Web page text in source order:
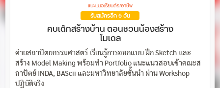
แนะแนวเรียนต่อ/อาชีพ
รับสมัครอีก 5 วัน
คบเด็กสร้างบ้าน ตอนชวนน้องสร้าง
โมเดล
ค่ายสถาปัตยกรรมศาสตร์ เรียนรู้การออกแบบ ฝึก Sketch และ
สร้าง Model Making พร้อมทำ Portfolio แนะแนวสอบเข้าคณะส
ถาปัตย์ INDA, BAScii และมหาวิทยาลัยชั้นนำ ผ่าน Workshop
ปฏิบัติจริง